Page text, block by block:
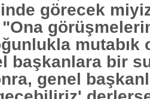
görecek
mutabık
başkanlara bir
genel